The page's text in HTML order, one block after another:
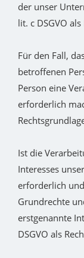
der unser
lit. c DSGVO
Für den Fall,
betroffenen
Person eine
erforderlich
Ist die
Interesses
erforderlich
Grundrechte
erstgenannte
DSGVO als